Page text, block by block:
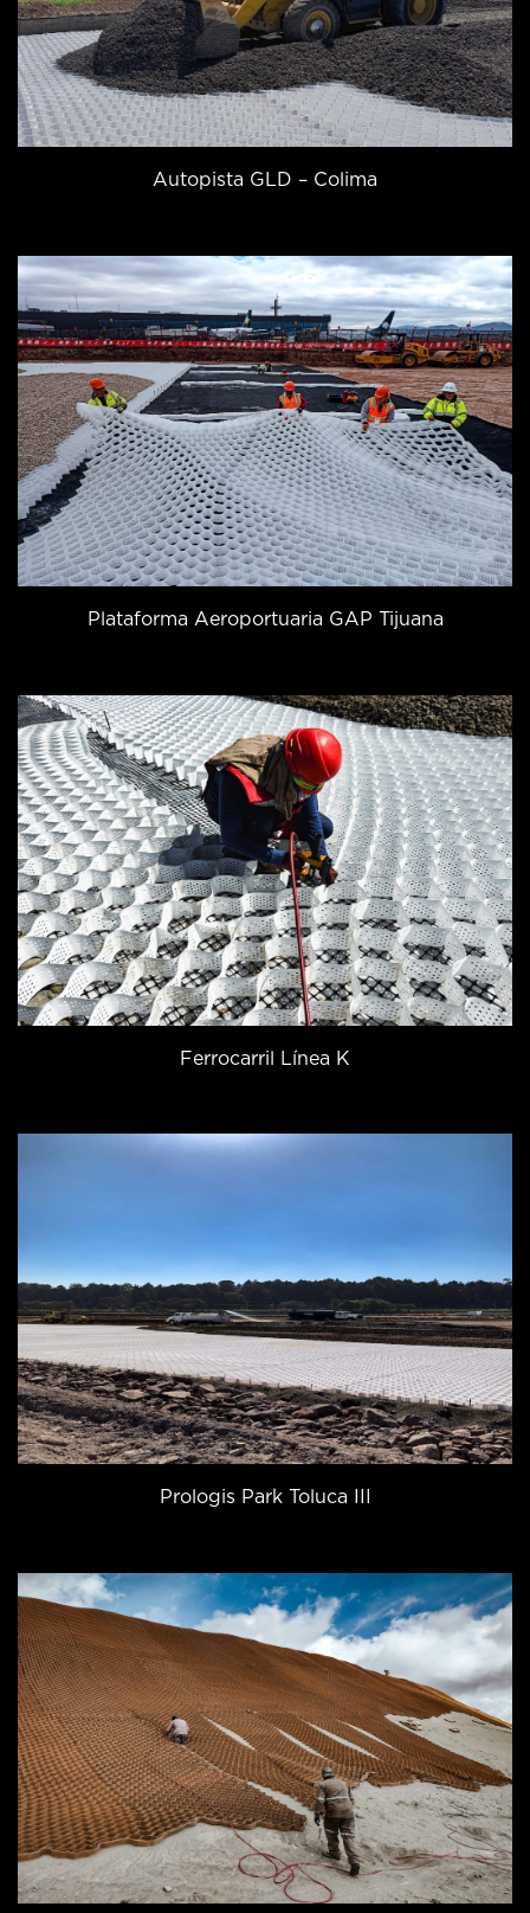
Autopista GLD – Colima
Plataforma Aeroportuaria GAP Tijuana
Ferrocarril Línea K
Prologis Park Toluca III